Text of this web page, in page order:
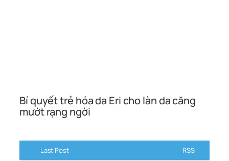
Bí quyết trẻ hóa da Eri cho làn da căng
mướt rạng ngời
Last Post RSS